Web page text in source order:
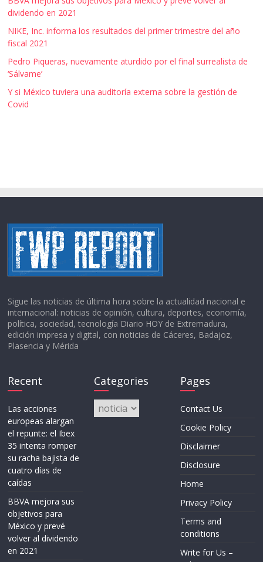
dividendo en 2021
NIKE, Inc. informa los resultados del primer trimestre del año
fiscal 2021
Pedro Piqueras, nuevamente aturdido por el final surrealista de
‘Sálvame’
Y si México tuviera una auditoría externa sobre la gestión de
Covid
Sigue las noticias de última hora sobre la actualidad nacional e
internacional: noticias de opinión, cultura, deportes, economía,
política, sociedad, tecnología Diario HOY de Extremadura,
edición impresa y digital, con noticias de Cáceres, Badajoz,
Plasencia y Mérida
Recent
Las acciones
europeas alargan
el repunte: el Ibex
35 intenta romper
su racha bajista de
cuatro días de
caídas
BBVA mejora sus
objetivos para
México y prevé
volver al dividendo
en 2021
Categories
Categories
Pages
Contact Us
Cookie Policy
Disclaimer
Disclosure
Home
Privacy Policy
Terms and
conditions
Write for Us –